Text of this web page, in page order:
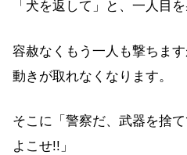
「犬を返して」と、一人目
容赦なくもう一人も撃ちま
動きが取れなくなります。
そこに「警察だ、武器を捨
よこせ!!」